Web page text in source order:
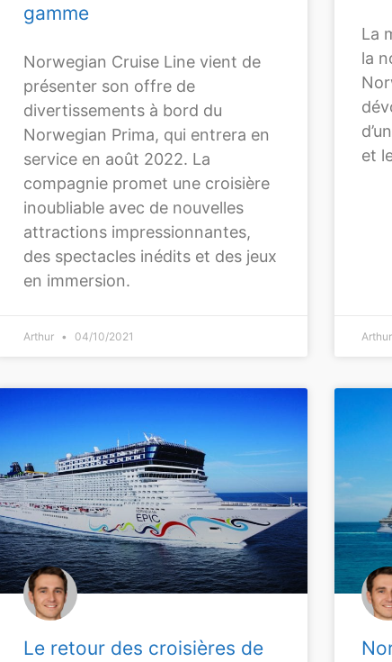
gamme
Norwegian Cruise Line vient de
présenter son offre de
divertissements à bord du
Norwegian Prima, qui entrera en
service en août 2022. La
compagnie promet une croisière
inoubliable avec de nouvelles
attractions impressionnantes,
des spectacles inédits et des jeux
en immersion.
Arthur 04/10/2021
La
la
et
Arthur
Le retour des croisières de